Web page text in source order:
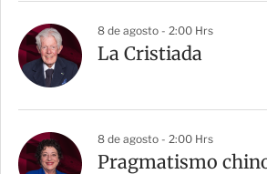
8 de agosto - 2:00 Hrs
La Cristiada
8 de agosto - 2:00 Hrs
Pragmatismo